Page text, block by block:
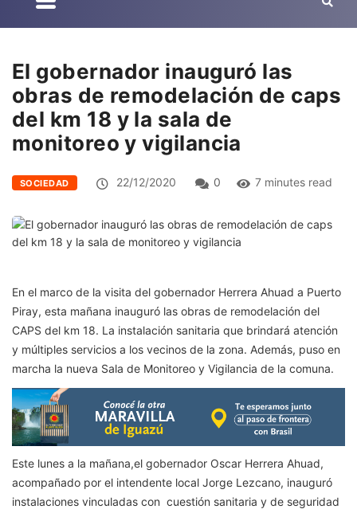
El gobernador inauguró las
obras de remodelación de caps
del km 18 y la sala de
monitoreo y vigilancia
SOCIEDAD 22/12/2020 0 7 minutes read
En el marco de la visita del gobernador Herrera Ahuad a Puerto
Piray, esta mañana inauguró las obras de remodelación del
CAPS del km 18. La instalación sanitaria que brindará atención
y múltiples servicios a los vecinos de la zona. Además, puso en
marcha la nueva Sala de Monitoreo y Vigilancia de la comuna.
Este lunes a la mañana,el gobernador Oscar Herrera Ahuad,
acompañado por el intendente local Jorge Lezcano, inauguró
instalaciones vinculadas con cuestión sanitaria y de seguridad